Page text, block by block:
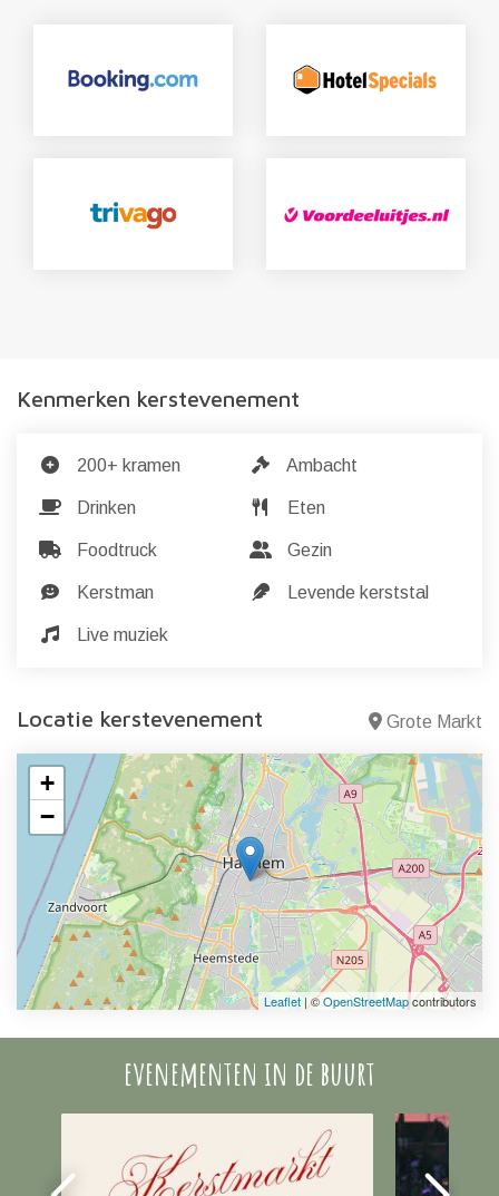
Kenmerken kerstevenement
200+ kramen Ambacht
Drinken Eten
Foodtruck Gezin
Kerstman Levende kerststal
Live muziek
Locatie kerstevenement Grote Markt
+
−
Leaflet | ©OpenStreetMapcontributors
evenementen in de buurt